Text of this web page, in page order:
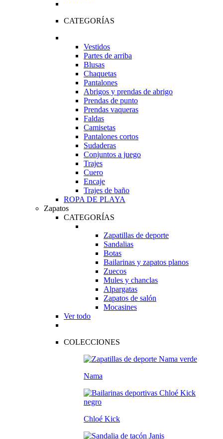
CATEGORÍAS
Vestidos
Partes de arriba
Blusas
Chaquetas
Pantalones
Abrigos y prendas de abrigo
Prendas de punto
Prendas vaqueras
Faldas
Camisetas
Pantalones cortos
Sudaderas
Conjuntos a juego
Trajes
Cuero
Encaje
Trajes de baño
ROPA DE PLAYA
Zapatos
CATEGORÍAS
Zapatillas de deporte
Sandalias
Botas
Bailarinas y zapatos planos
Zuecos
Mules y chanclas
Alpargatas
Zapatos de salón
Mocasines
Ver todo
COLECCIONES
Nama
Chloé Kick